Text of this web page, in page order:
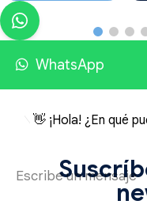
WhatsApp
👋 ¡Hola! ¿En qué